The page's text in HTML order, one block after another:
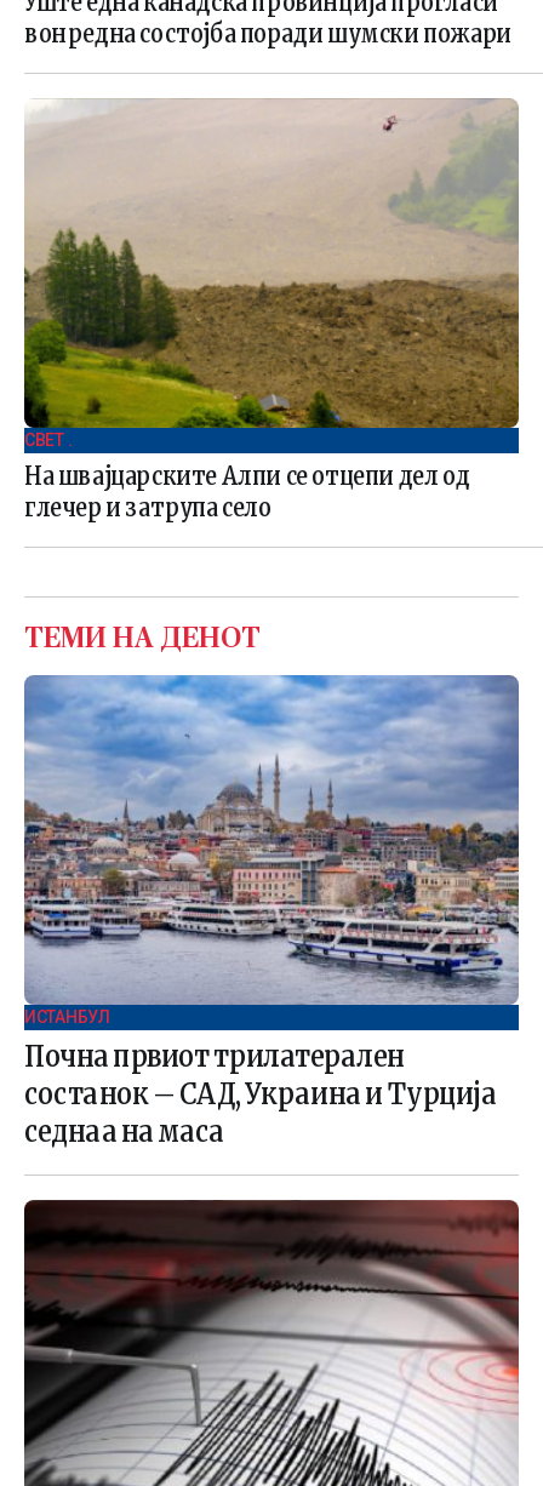
вонредна состојба поради шумски пожари
СВЕТ .
На швајцарските Алпи се отцепи дел од
глечер и затрупа село
ТЕМИ НА ДЕНОТ
ИСТАНБУЛ
Почна првиот трилатерален
состанок – САД, Украина и Турција
седнаа на маса